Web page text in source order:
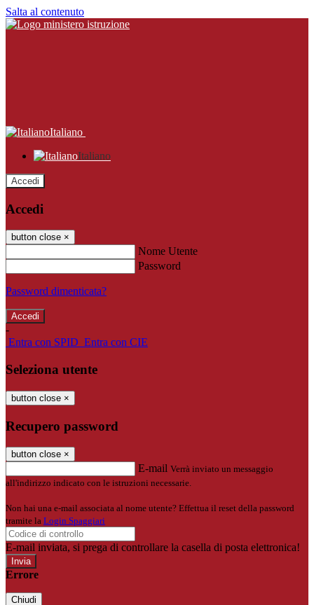
Salta al contenuto
Italiano
Italiano
Accedi
Accedi
button close ×
Nome Utente
Password
Password dimenticata?
-
Entra con SPID Entra con CIE
Seleziona utente
button close ×
Recupero password
button close ×
E-mail Verrà inviato un messaggio
all'indirizzo indicato con le istruzioni necessarie.
Non hai una e-mail associata al nome utente? Effettua il reset della password
tramite la Login Spaggiari
E-mail inviata, si prega di controllare la casella di posta elettronica!
Errore
Chiudi